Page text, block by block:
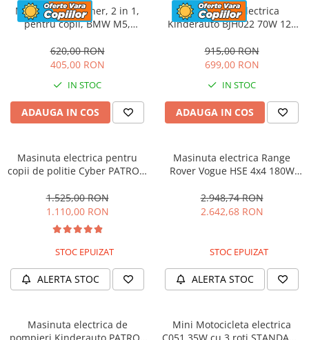
Masinuta cu maner, 2 in 1,
pentru copii, BMW M5,
620,00 RON
405,00 RON
IN STOC
ADAUGA IN COS
Motocicleta electrica
Kinderauto BJH022 70W 12V
culoare Rosie
915,00 RON
699,00 RON
IN STOC
ADAUGA IN COS
Masinuta electrica pentru
copii de politie Cyber PATROL,
90W, 12V, Black & White
1.525,00 RON
1.110,00 RON
STOC EPUIZAT
ALERTA STOC
Masinuta electrica Range
Rover Vogue HSE 4x4 180W
2.948,74 RON
2.642,68 RON
STOC EPUIZAT
ALERTA STOC
Masinuta electrica de
pompieri Kinderauto PATROL
Mini Motocicleta electrica
C051 35W cu 3 roti STANDARD